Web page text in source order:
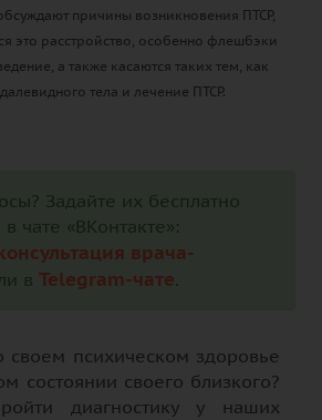
причины возникновения ПТСР,
это расстройство, особенно флешбэки
а также касаются таких тем, как
тела и лечение ПТСР.
Задайте их бесплатно
чате «ВКонтакте»:
врача-
в Telegram-чате.
своем психическом здоровье
состоянии своего близкого?
диагностику у наших